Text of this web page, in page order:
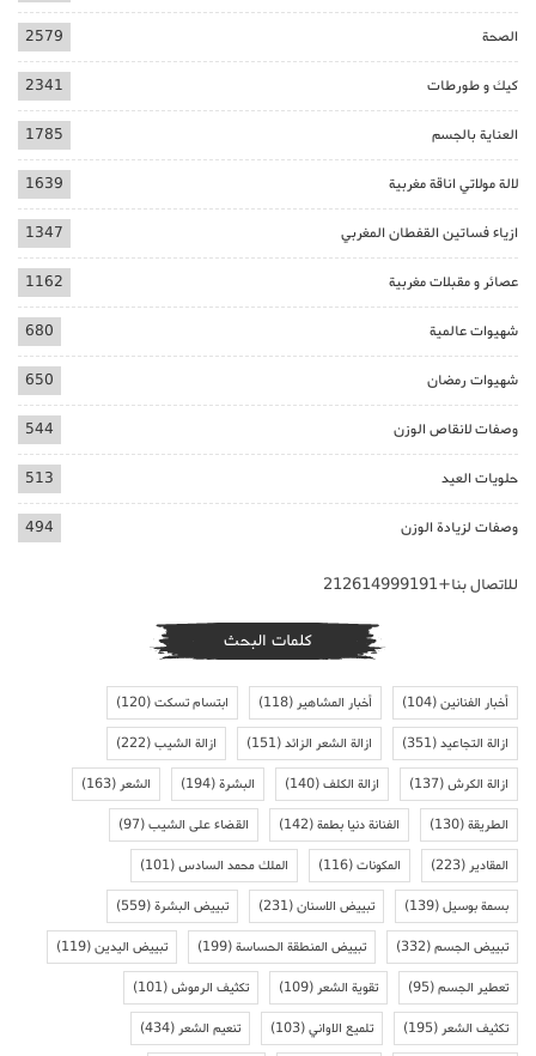
الصحة 2579
كيك و طورطات 2341
العناية بالجسم 1785
لالة مولاتي اناقة مغربية 1639
ازياء فساتين القفطان المغربي 1347
عصائر و مقبلات مغربية 1162
شهيوات عالمية 680
شهيوات رمضان 650
وصفات لانقاص الوزن 544
حلويات العيد 513
وصفات لزيادة الوزن 494
للاتصال بنا+212614999191
كلمات البحث
أخبار الفنانين(104) أخبار المشاهير(118) ابتسام تسكت(120)
ازالة التجاعيد(351) ازالة الشعر الزائد(151) ازالة الشيب(222)
ازالة الكرش(137) ازالة الكلف(140) البشرة(194) الشعر(163)
الطريقة(130) الفنانة دنيا بطمة(142) القضاء على الشيب(97)
المقادير(223) المكونات(116) الملك محمد السادس(101)
بسمة بوسيل(139) تبييض الاسنان(231) تبييض البشرة(559)
تبييض الجسم(332) تبييض المنطقة الحساسة(199) تبييض اليدين(119)
تعطير الجسم(95) تقوية الشعر(109) تكثيف الرموش(101)
تكثيف الشعر(195) تلميع الاواني(103) تنعيم الشعر(434)